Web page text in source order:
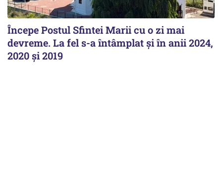
Începe Postul Sfintei Marii cu o zi mai
devreme. La fel s-a întâmplat și în anii 2024,
2020 și 2019